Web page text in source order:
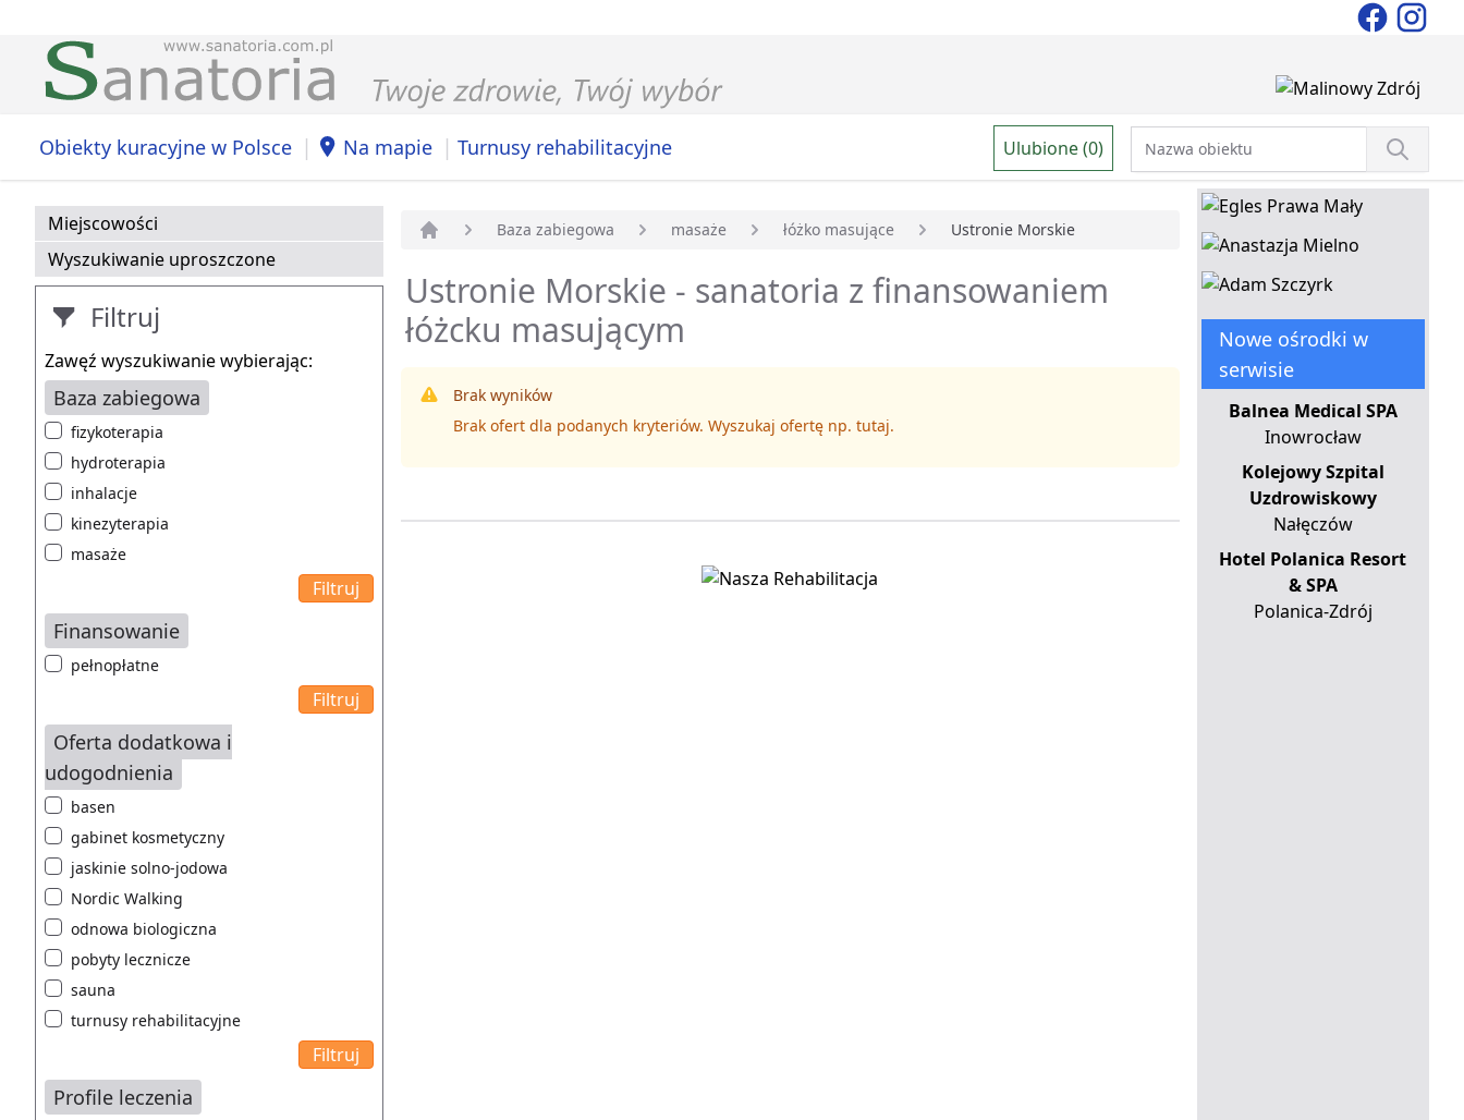
Obiekty kuracyjne w Polsce | Na mapie | Turnusy rehabilitacyjne Ulubione (0)
Miejscowości
Wyszukiwanie uproszczone
Filtruj
Zawęź wyszukiwanie wybierając:
Baza zabiegowa
fizykoterapia
hydroterapia
inhalacje
kinezyterapia
masaże
Finansowanie
pełnopłatne
Oferta dodatkowa i
udogodnienia
basen
gabinet kosmetyczny
jaskinie solno-jodowa
Nordic Walking
odnowa biologiczna
pobyty lecznicze
sauna
turnusy rehabilitacyjne
Profile leczenia
Baza zabiegowa masaże łóżko masujące Ustronie Morskie
Ustronie Morskie - sanatoria z finansowaniem
łóżcku masującym
Brak wyników
Brak ofert dla podanych kryteriów. Wyszukaj ofertę np. tutaj.
Nowe ośrodki w
serwisie
Balnea Medical SPA
Inowrocław
Kolejowy Szpital
Uzdrowiskowy
Nałęczów
Hotel Polanica Resort
& SPA
Polanica-Zdrój